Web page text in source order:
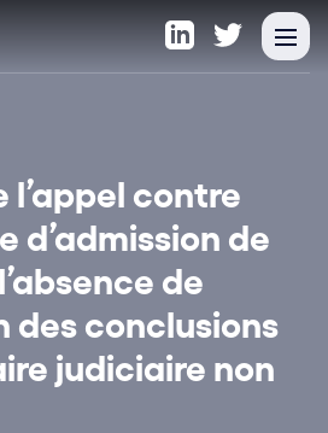
contre
d’admission de
de
des conclusions
judiciaire non